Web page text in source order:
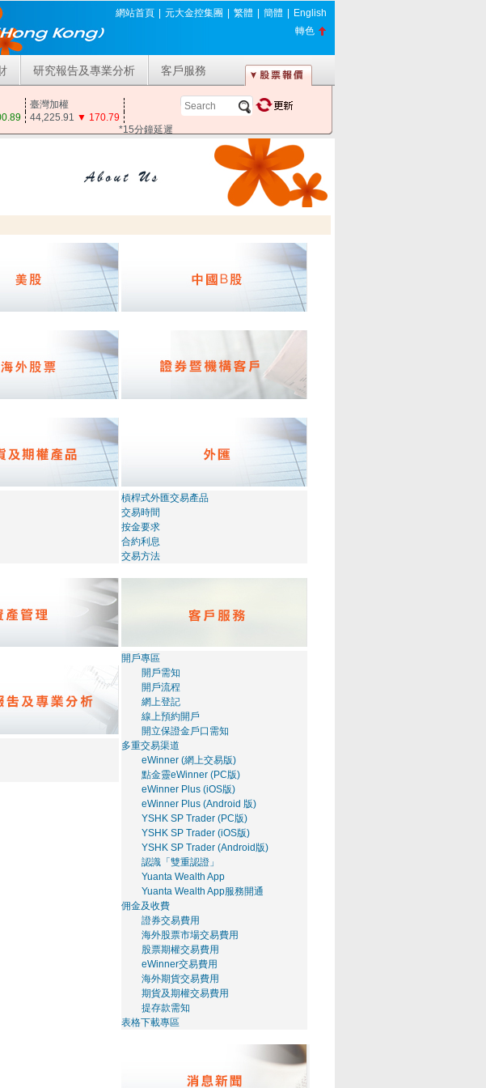
網站首頁 元大金控集團 繁體 簡體
English
轉色
研究報告及專業分析 客戶服務
臺灣加權
44,225.91 ▼ 170.79
*15分鐘延遲
槓桿式外匯交易產品
交易時間
按金要求
合約利息
交易方法
開戶專區
開戶需知
開戶流程
網上登記
線上預約開戶
開立保證金戶口需知
多重交易渠道
eWinner (網上交易版)
點金靈eWinner (PC版)
eWinner Plus (iOS版)
eWinner Plus (Android 版)
YSHK SP Trader (PC版)
YSHK SP Trader (iOS版)
YSHK SP Trader (Android版)
認識「雙重認證」
Yuanta Wealth App
Yuanta Wealth App服務開通
佣金及收費
證券交易費用
海外股票市場交易費用
股票期權交易費用
eWinner交易費用
海外期貨交易費用
期貨及期權交易費用
提存款需知
表格下載專區